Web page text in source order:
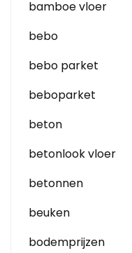
bamboe vloer
bebo
bebo parket
beboparket
beton
betonlook vloer
betonnen
beuken
bodemprijzen